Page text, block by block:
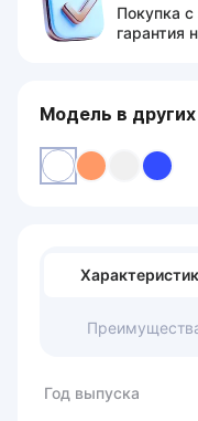
Покупка с
гарантия
Модель в
Год выпуска